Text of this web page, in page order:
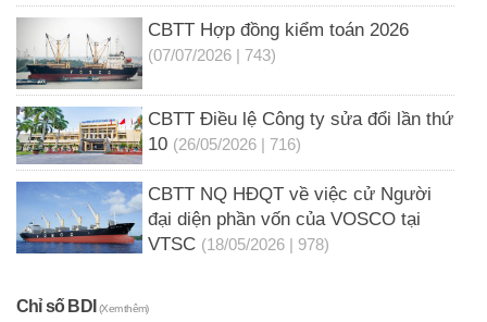
CBTT Hợp đồng kiểm toán 2026
(07/07/2026 | 743)
CBTT Điều lệ Công ty sửa đổi lần thứ
10 (26/05/2026 | 716)
CBTT NQ HĐQT về việc cử Người
đại diện phần vốn của VOSCO tại
VTSC (18/05/2026 | 978)
Chỉ số BDI(Xem thêm)